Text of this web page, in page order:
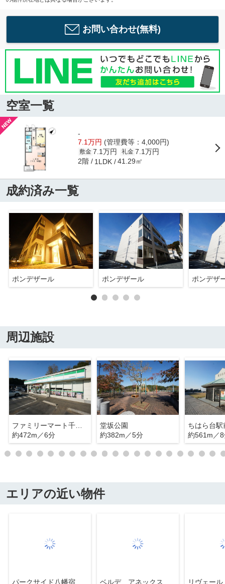
お問い合わせ(無料)
空室一覧
-
7.1万円 (管理費等：4,000円)
敷金 7.1万円 礼金 7.1万円
2階 1LDK 41.29㎡
成約済み一覧
ポンデザール ポンデザール ポンデザ
周辺施設
ファミリーマート千葉茂呂町店
約472m／6分
堂坂公園
約382m／5分
ちはら台駅
約561m／
エリアの近い物件
パークサイド八幡宿
ベルデ アネックス
リヴェール